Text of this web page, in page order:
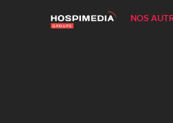
NOS